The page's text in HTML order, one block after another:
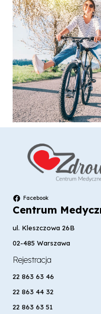
Facebook
Centrum
ul. Kleszczowa 26B
02-485 Warszawa
Rejestracja
22 863 63 46
22 863 44 32
22 863 63 51